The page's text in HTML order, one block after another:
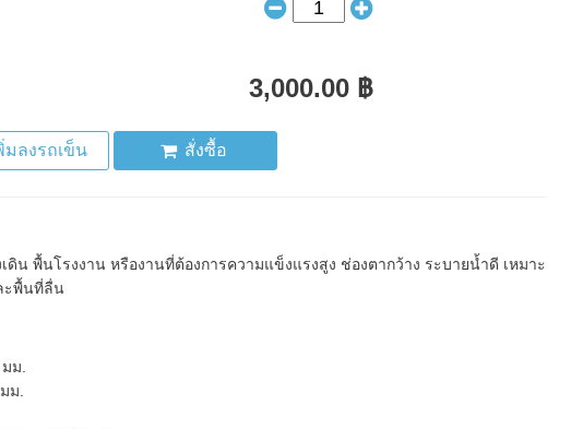
3,000.00 ฿
มลงรถเข็น สั่งซื้อ
ดิน พื้นโรงงาน หรืองานที่ต้องการความแข็งแรงสูง ช่องตากว้าง ระบายน้ำดี เหมาะ
ะพื้นที่ลื่น
ม.
ม.